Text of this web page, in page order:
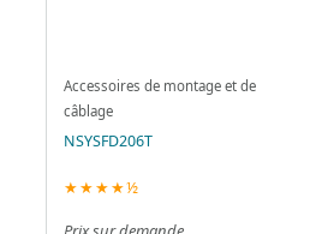
Accessoires de montage et de
câblage
NSYSFD206T
★★★★½